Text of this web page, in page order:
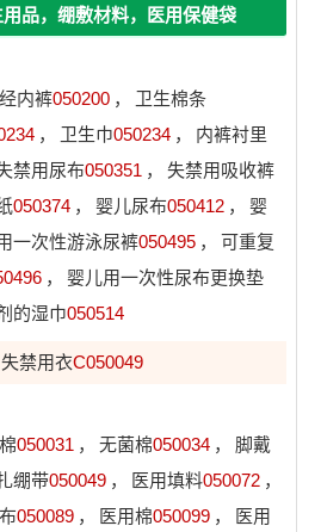
品，绷敷材料，医用保健袋
内裤050200 ，
卫生棉条
， 卫生巾050234 ，
内裤衬里
禁用尿布050351 ，
失禁用吸收裤
050374 ， 婴儿尿布050412 ，
婴
一次性游泳尿裤050495 ，
可重复
，
婴儿用一次性尿布更换垫
的湿巾050514
失禁用衣C050049
050031 ， 无菌棉050034 ，
脚戴
绷带050049 ， 医用填料050072 ，
050089 ， 医用棉050099 ，
医用